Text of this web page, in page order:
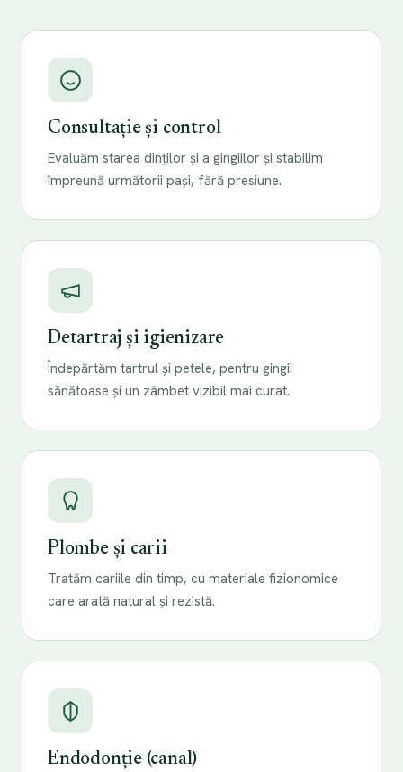
Consultație și control
Evaluăm starea dinților și a gingiilor și stabilim
împreună următorii pași, fără presiune.
Detartraj și igienizare
Îndepărtăm tartrul și petele, pentru gingii
sănătoase și un zâmbet vizibil mai curat.
Plombe și carii
Tratăm cariile din timp, cu materiale fizionomice
care arată natural și rezistă.
Endodonție (canal)